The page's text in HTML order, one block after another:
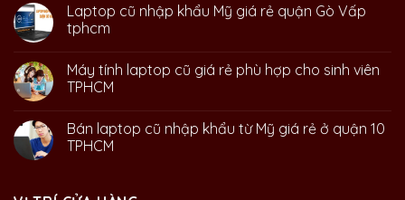
Laptop cũ nhập khẩu Mỹ giá rẻ quận Gò Vấp
tphcm
Máy tính laptop cũ giá rẻ phù hợp cho sinh viên
TPHCM
Bán laptop cũ nhập khẩu từ Mỹ giá rẻ ở quận 10
TPHCM